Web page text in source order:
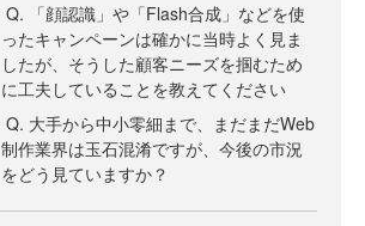
Q. 「顔認識」や「Flash合成」などを使
ったキャンペーンは確かに当時よく見ま
したが、そうした顧客ニーズを掴むため
に工夫していることを教えてください
Q. 大手から中小零細まで、まだまだWeb
制作業界は玉石混淆ですが、今後の市況
をどう見ていますか？